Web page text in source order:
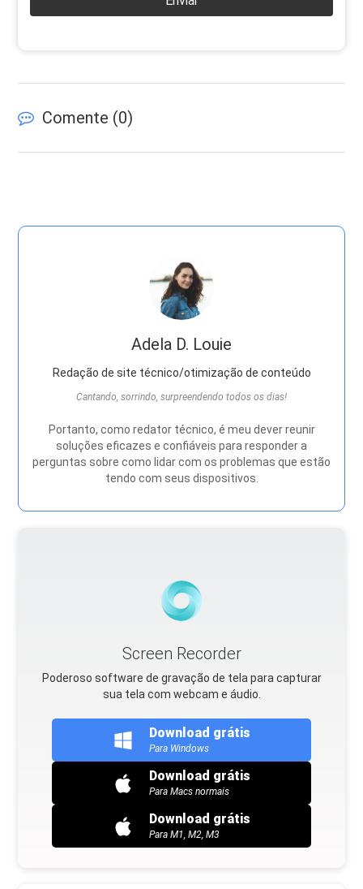
Comente (0)
Adela D. Louie
Redação de site técnico/otimização de conteúdo
Cantando, sorrindo, surpreendendo todos os dias!
Portanto, como redator técnico, é meu dever reunir
soluções eficazes e confiáveis ​​para responder a
perguntas sobre como lidar com os problemas que estão
tendo com seus dispositivos.
Screen Recorder
Poderoso software de gravação de tela para capturar
sua tela com webcam e áudio.
Download grátis
Para Windows
Download grátis
Para Macs normais
Download grátis
Para M1, M2, M3